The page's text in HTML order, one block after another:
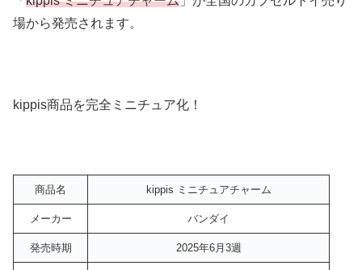
場から発売されます。
kippis商品を完全ミニチュア化！
商品名 kippis ミニチュアチャーム
メーカー バンダイ
発売時期 2025年6月3週